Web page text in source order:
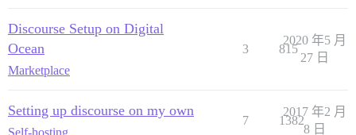
Discourse Setup on Digital
Ocean
Marketplace
3 815
2020 年5 月
27 日
Setting up discourse on my own
Self-hosting
7 1382
2017 年2 月
8 日